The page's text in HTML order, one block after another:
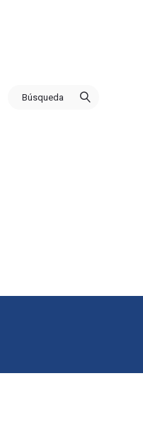
Búsqueda